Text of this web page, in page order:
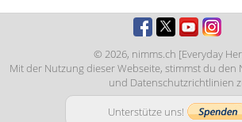
© 2026, nimms.ch [Everyday
Mit der Nutzung dieser Webseite, stimmst du den
und Datenschutzrichtlinien
Unterstütze uns!